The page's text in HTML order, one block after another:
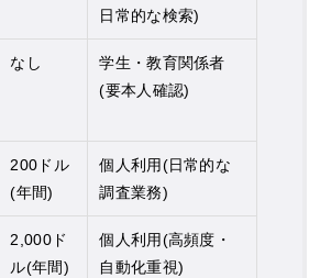
日常的な検索)
なし
学生・教育関係者
(要本人確認)
200ドル
(年間)
個人利用(日常的な
調査業務)
2,000ド
ル(年間)
個人利用(高頻度・
自動化重視)